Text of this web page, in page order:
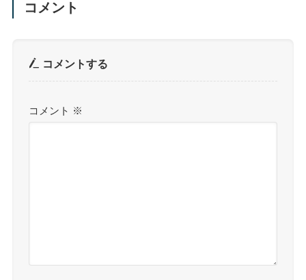
コメント
コメントする
コメント ※